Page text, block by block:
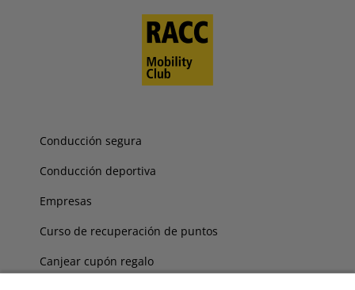
Conducción segura
Conducción deportiva
Empresas
Curso de recuperación de puntos
Canjear cupón regalo